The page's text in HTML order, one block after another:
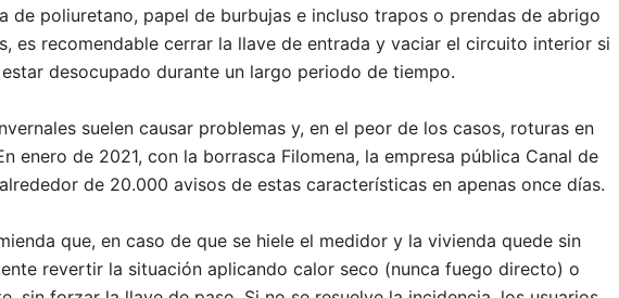
de poliuretano, papel de burbujas e incluso trapos o prendas de abrigo
es recomendable cerrar la llave de entrada y vaciar el circuito interior si
desocupado durante un largo periodo de tiempo.
suelen causar problemas y, en el peor de los casos, roturas en
enero de 2021, con la borrasca Filomena, la empresa pública Canal de
de 20.000 avisos de estas características en apenas once días.
que, en caso de que se hiele el medidor y la vivienda quede sin
revertir la situación aplicando calor seco (nunca fuego directo) o